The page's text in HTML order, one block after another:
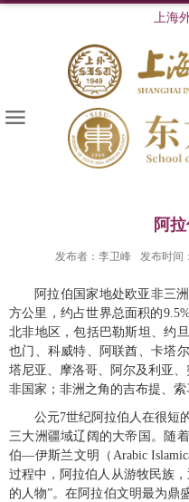
上海
阿
发布者：李卫峰 发布时间
阿拉伯国家地处欧亚非三
方公里，约占世界总面积的
北非地区，包括巴勒斯坦、约
也门、科威特、阿联酋、卡塔
塔尼亚、摩洛哥、阿尔及利亚
非国家；非洲之角的吉布提、索
公元7世纪阿拉伯人在很短
三大洲疆域辽阔的大帝国。随
伯—伊斯兰文明（ Arabic
过程中，阿拉伯人从游牧民族
的人物”。在阿拉伯文明最为鼎